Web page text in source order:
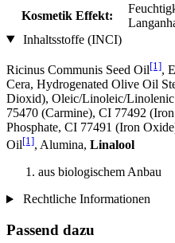
Kosmetik Effekt:
Inhaltsstoffe (INCI)
Ricinus Communis Seed Oil[1],
Cera, Hydrogenated Olive Oil
Dioxid), Oleic/Linoleic/Linolenic
75470 (Carmine), CI 77492
Phosphate, CI 77491 (Iron
Oil[1], Alumina, Linalool
aus biologischem Anbau
Rechtliche Informationen
Passend dazu